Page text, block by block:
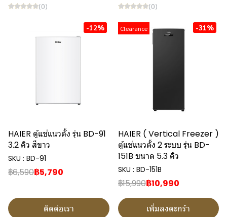
(0) (0)
-12%
HAIER ตู้แช่แนวตั้ง รุ่น BD-91
3.2 คิว สีขาว
SKU : BD-91
฿6,590฿5,790
ติดต่อเรา
Clearance -31%
HAIER ( Vertical Freezer )
ตู้แช่แนวตั้ง 2 ระบบ รุ่น BD-
151B ขนาด 5.3 คิว
SKU : BD-151B
฿15,990฿10,990
เพิ่มลงตะกร้า